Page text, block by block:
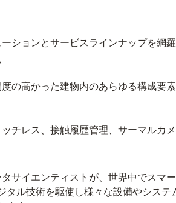
ションとサービスラインナップを網
の高かった建物内のあらゆる構成要
チレス、接触履歴管理、サーマルカ
サイエンティストが、世界中でスマ
ル技術を駆使し様々な設備やシス